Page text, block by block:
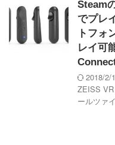
Steam
でプレ
トフォ
レイ可
2018/2/
ZEISS
ールツァ